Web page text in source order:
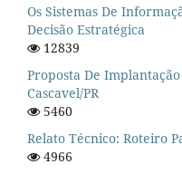
Os Sistemas De
Decisão Estratégica
12839
Proposta De
Cascavel/PR
5460
Relato Técnico: Roteiro
4966